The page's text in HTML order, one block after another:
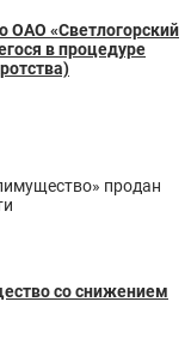
ОАО «Светлогорский
в процедуре
продан
со снижением